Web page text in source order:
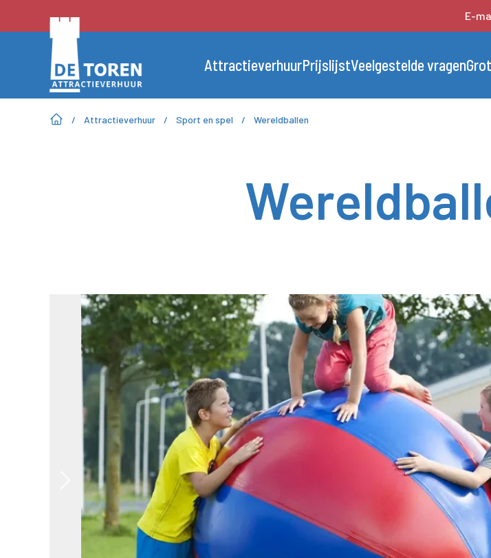
E-
AttractieverhuurPrijslijstVeelgestelde vragen
/ Attractieverhuur / Sport en spel / Wereldballen